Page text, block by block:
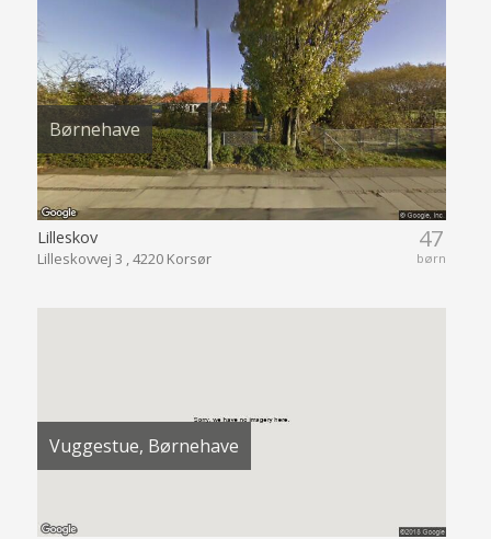
Børnehave
47
børn
Lilleskov
Lilleskovvej 3 , 4220 Korsør
Vuggestue, Børnehave